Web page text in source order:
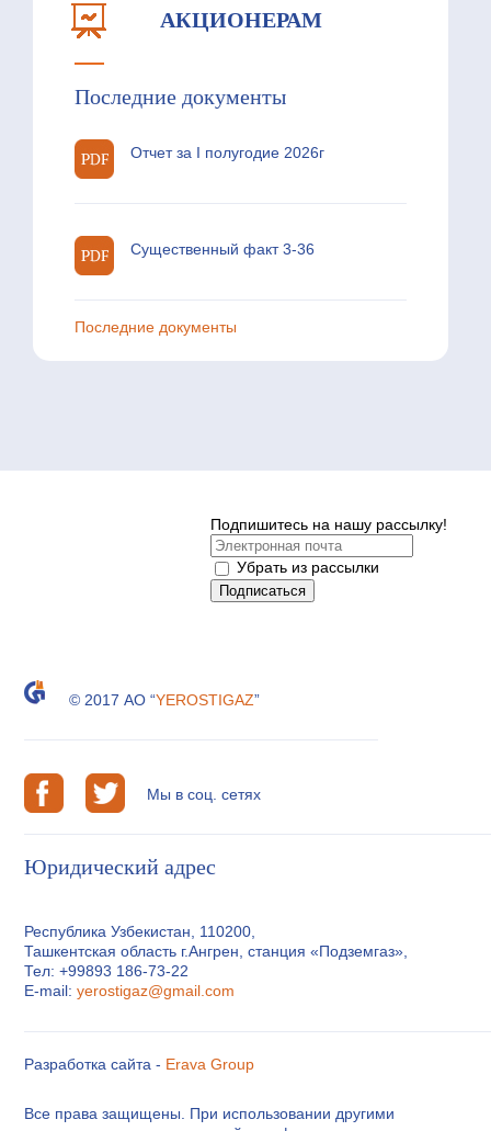
АКЦИОНЕРАМ
Последние документы
Отчет за I полугодие 2026г
Существенный факт 3-36
Последние документы
Подпишитесь на нашу рассылку!
Убрать из рассылки
© 2017 АО “YEROSTIGAZ”
Мы в соц. сетях
Юридический адрес
Республика Узбекистан, 110200,
Ташкентская область г.Ангрен, станция «Подземгаз»,
Тел: +99893 186-73-22
E-mail:yerostigaz@gmail.com
Разработка сайта - Erava Group
Все права защищены. При использовании другими